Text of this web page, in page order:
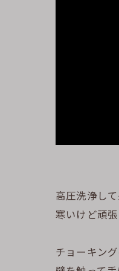
高圧洗浄し
寒いけど頑
チョーキン